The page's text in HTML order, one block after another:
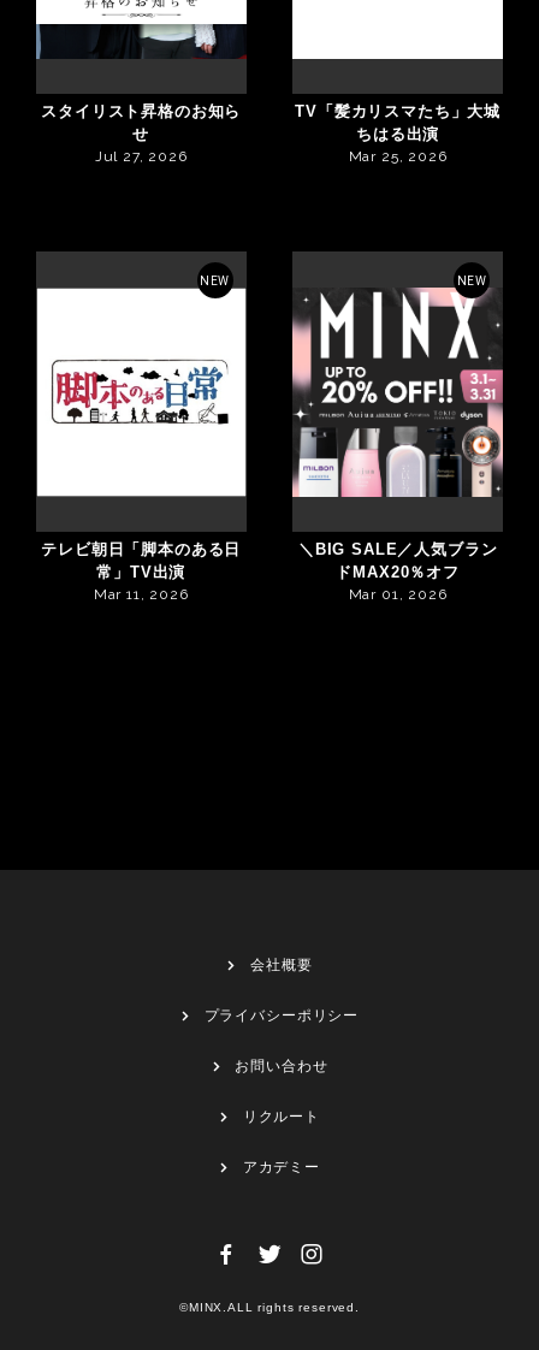
スタイリスト昇格のお知ら
せ
Jul 27, 2026
TV「髪カリスマたち」大城
ちはる出演
Mar 25, 2026
NEW
テレビ朝日「脚本のある日
常」TV出演
Mar 11, 2026
NEW
＼BIG SALE／人気ブラン
ドMAX20％オフ
Mar 01, 2026
会社概要
プライバシーポリシー
お問い合わせ
リクルート
アカデミー
©MINX.ALL rights reserved.